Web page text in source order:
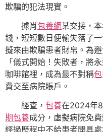
欺騙的犯法現實。
據肖包養網某交接，
錢，短短數日便輸失落了
擬來由欺騙患者財帛。為
「儀式開始！失敗者，將
咖啡館裡，成為最不對稱
費交至病院賬戶。
經查， 包養在2024年8
期包養成分，虛擬病院免
經過歷程中不給患者開具